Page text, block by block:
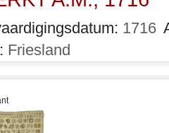
1716
Friesland